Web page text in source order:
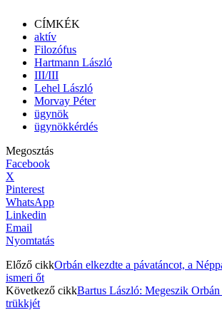
CÍMKÉK
aktív
Filozófus
Hartmann László
III/III
Lehel László
Morvay Péter
ügynök
ügynökkérdés
Megosztás
Facebook
X
Pinterest
WhatsApp
Linkedin
Email
Nyomtatás
Előző cikkOrbán elkezdte a pávatáncot, a
ismeri őt
Következő cikkBartus László: Megeszik Orbán
trükkjét